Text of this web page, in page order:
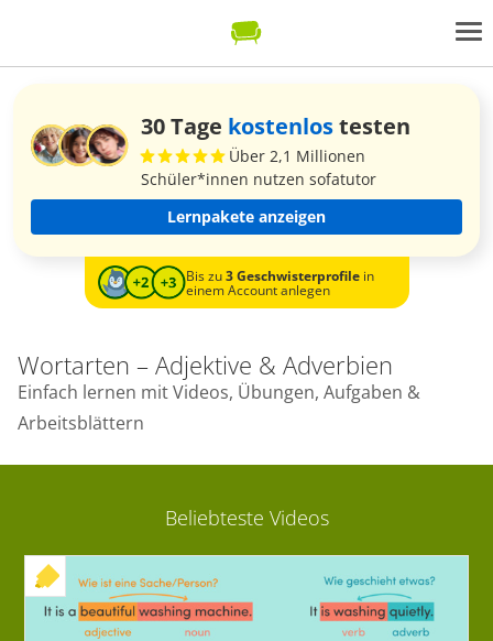
30 Tage kostenlostesten
Über 2,1 Millionen
Schüler*innen nutzen sofatutor
Lernpakete anzeigen
Bis zu3 Geschwisterprofilein
einem Account anlegen
Wortarten – Adjektive & Adverbien
Einfach lernen mit Videos, Übungen, Aufgaben &
Arbeitsblättern
Beliebteste Videos
+ INTERAKTIVE ÜBUNG